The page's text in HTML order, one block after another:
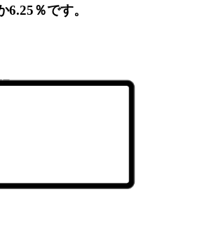
6.25％です。